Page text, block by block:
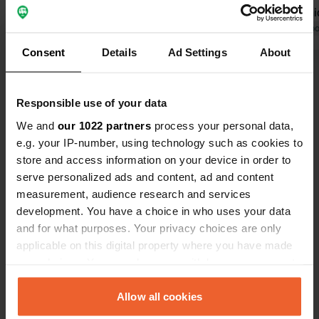
Consent Details Ad Settings About
Responsible use of your data
We and our 1022 partners process your personal data,
e.g. your IP-number, using technology such as cookies to
store and access information on your device in order to
serve personalized ads and content, ad and content
measurement, audience research and services
development. You have a choice in who uses your data
and for what purposes. Your privacy choices are only
applicable on this digital property where you have made
any time from the Cookie Declaration or by clicking on
the Privacy trigger icon.Allow all cookies
et
pour votre
en
Traduit par
Contact
Strada Crinului
437280, Săcălășeni, Roumanie